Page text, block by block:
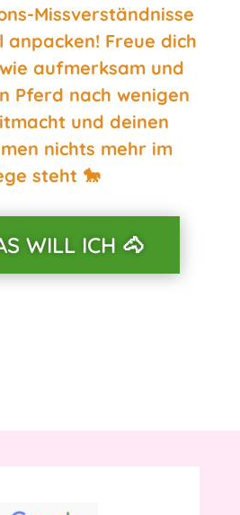
Missverständnisse
anpacken! Freue dich
aufmerksam und
Pferd nach wenigen
und deinen
nichts mehr im
steht 🐎
WILL ICH 🐴